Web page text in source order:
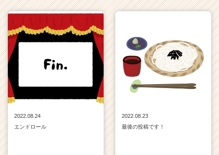
2022.08.24
エンドロール
2022.08.23
最後の投稿です！